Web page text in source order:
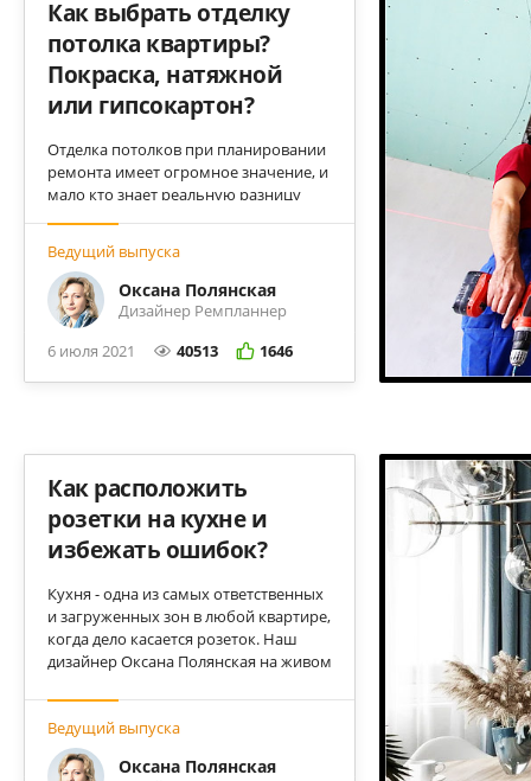
Ведущий выпуска
Оксана Полянская
Дизайнер Ремпланнер
6 июля 2021
40513 1646
Как выбрать отделку
потолка квартиры?
Покраска, натяжной
или гипсокартон?
Отделка потолков при планировании
ремонта имеет огромное значение, и
мало кто знает реальную разницу
потолок предпочесть, чтобы не
пожалеть о своем выборе.
Ведущий выпуска
Оксана Полянская
Как расположить
розетки на кухне и
избежать ошибок?
Кухня - одна из самых ответственных
и загруженных зон в любой квартире,
когда дело касается розеток. Наш
дизайнер Оксана Полянская на живом
располагать розетки и выводы
проводов на кухне.